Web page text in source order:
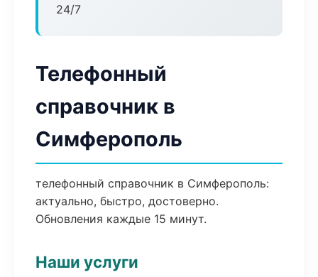
24/7
Телефонный
справочник в
Симферополь
телефонный справочник в Симферополь:
актуально, быстро, достоверно.
Обновления каждые 15 минут.
Наши услуги